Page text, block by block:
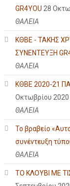
GR4YOU 28
ΘΑΛΕΙΑ
ΚΘΒΕ - ΤΑΚΗΣ
ΣΥΝΕΝΤΕΥΞΗ
ΘΑΛΕΙΑ
ΚΘΒΕ 2020-21
Οκτωβρίου 2020
ΘΑΛΕΙΑ
Το βραβείο
συνέντευξη τύπου
ΘΑΛΕΙΑ
ΤΟ ΚΛΟΥΒΙ ΜΕ